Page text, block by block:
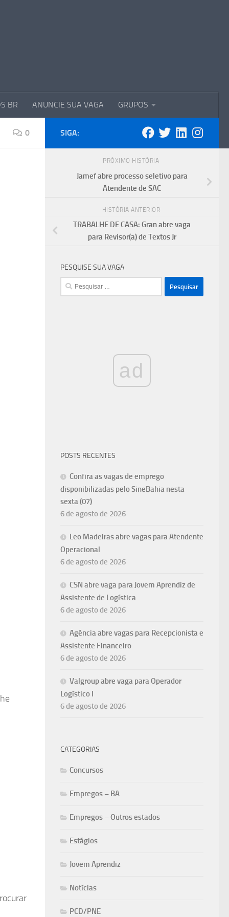
BR ANUNCIE SUA VAGA GRUPOS
0 SIGA:
PRÓXIMO HISTÓRIA
Jamef abre processo seletivo para
Atendente de SAC
HISTÓRIA ANTERIOR
TRABALHE DE CASA: Gran abre vaga
para Revisor(a) de Textos Jr
PESQUISE SUA VAGA
Pesquisar
por:
ad
POSTS RECENTES
Confira as vagas de emprego
disponibilizadas pelo SineBahia nesta
sexta (07)
6 de agosto de 2026
Leo Madeiras abre vagas para Atendente
Operacional
6 de agosto de 2026
CSN abre vaga para Jovem Aprendiz de
Assistente de Logística
6 de agosto de 2026
Agência abre vagas para Recepcionista e
Assistente Financeiro
6 de agosto de 2026
Valgroup abre vaga para Operador
Logístico I
6 de agosto de 2026
CATEGORIAS
Concursos
Empregos – BA
Empregos – Outros estados
Estágios
Jovem Aprendiz
Notícias
PCD/PNE